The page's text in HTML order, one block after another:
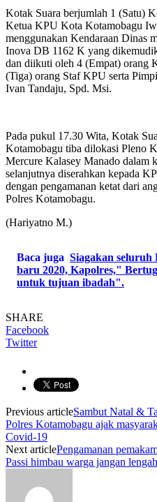
Kotak Suara berjumlah 1 (Satu)
Ketua KPU Kota Kotamobagu
menggunakan Kendaraan Dinas
Inova DB 1162 K yang
dan diikuti oleh 4 (Empat) orang
(Tiga) orang Staf KPU serta
Ivan Tandaju, Spd. Msi.
Pada pukul 17.30 Wita, Kotak
Kotamobagu tiba dilokasi Pleno
Mercure Kalasey Manado dalam
selanjutnya diserahkan kepada
dengan pengamanan ketat dari
Polres Kotamobagu.
(Hariyatno M.)
Baca juga Siagakan seluruh
baru 2020, Kapolres,"
untuk tujuan ibadah".
SHARE
Facebook
Twitter
Previous articleSambut Natal &
Polres Kotamobagu ajak
Covid-19
Next articlePengamanan
Passi himbau warga jangan